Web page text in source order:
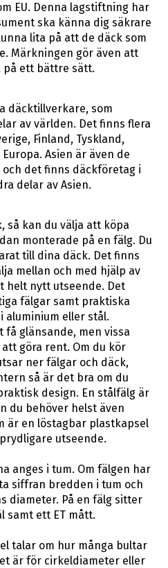
EU. Denna lagstiftning har
ska känna dig säkrare
lita på att de däck som
Märkningen gör även att
på ett bättre sätt.
däcktillverkare, som
av världen. Det finns flera
Finland, Tyskland,
Asien är även de
det finns däckföretag i
delar av Asien.
så kan du välja att köpa
monterade på en fälg. Du
till dina däck. Det finns
mellan och med hjälp av
helt nytt utseende. Det
fälgar samt praktiska
aluminium eller stål.
glänsande, men vissa
göra rent. Om du kör
ner fälgar och däck,
så är det bra om du
design. En stålfälg är
du behöver helst även
är en löstagbar plastkapsel
utseende.
anges i tum. Om fälgen har
siffran bredden i tum och
diameter. På en fälg sitter
samt ett ET mått.
talar om hur många bultar
är för cirkeldiameter eller